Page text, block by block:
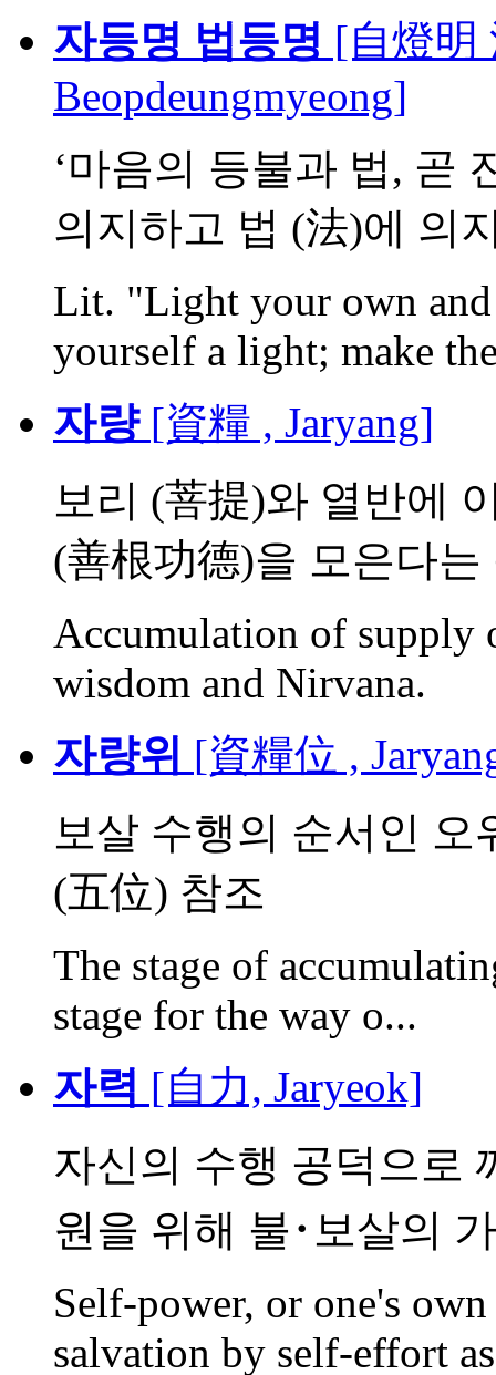
자등명 법등명 [自燈明
Beopdeungmyeong]
‘마음의 등불과 법, 곧
의지하고 법 (法)에 의
Lit. "Light your own
yourself a light; make
자량 [資糧 , Jaryang]
보리 (菩提)와 열반에
(善根功德)을 모은다는
Accumulation of supply
wisdom and Nirvana.
자량위 [資糧位 ,
보살 수행의 순서인 오
(五位) 참조
The stage of
stage for the way o...
자력 [自力, Jaryeok]
자신의 수행 공덕으로
원을 위해 불･보살의
Self-power, or one's
salvation by self-effort